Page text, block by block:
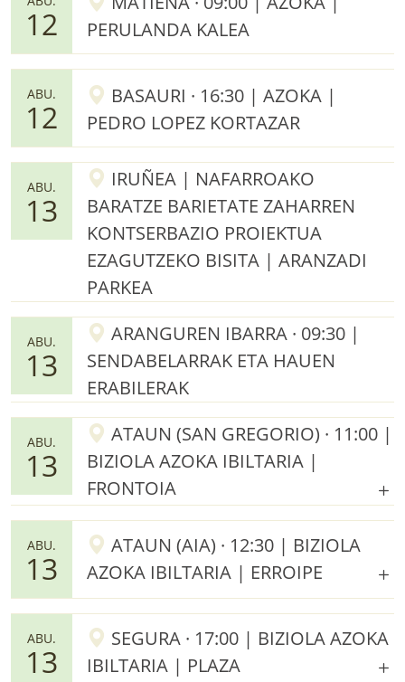
12
PERULANDA KALEA
ABU.
12
BASAURI · 16:30 | AZOKA |
PEDRO LOPEZ KORTAZAR
ABU.
13
IRUÑEA | NAFARROAKO
BARATZE BARIETATE ZAHARREN
KONTSERBAZIO PROIEKTUA
EZAGUTZEKO BISITA | ARANZADI
PARKEA
ABU.
13
ARANGUREN IBARRA · 09:30 |
SENDABELARRAK ETA HAUEN
ERABILERAK
ABU.
13
ATAUN (SAN GREGORIO) · 11:00 |
BIZIOLA AZOKA IBILTARIA |
FRONTOIA
ABU.
13
ATAUN (AIA) · 12:30 | BIZIOLA
AZOKA IBILTARIA | ERROIPE
ABU.
13
SEGURA · 17:00 | BIZIOLA AZOKA
IBILTARIA | PLAZA